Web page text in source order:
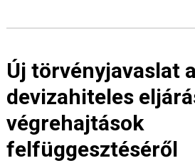
Új törvényjavaslat a
devizahiteles
végrehajtások
felfüggesztéséről